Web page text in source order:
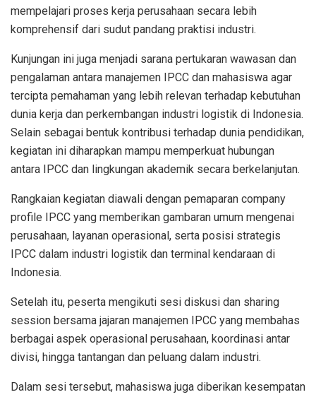
mempelajari proses kerja perusahaan secara lebih
komprehensif dari sudut pandang praktisi industri.
Kunjungan ini juga menjadi sarana pertukaran wawasan dan
pengalaman antara manajemen IPCC dan mahasiswa agar
tercipta pemahaman yang lebih relevan terhadap kebutuhan
dunia kerja dan perkembangan industri logistik di Indonesia.
Selain sebagai bentuk kontribusi terhadap dunia pendidikan,
kegiatan ini diharapkan mampu memperkuat hubungan
antara IPCC dan lingkungan akademik secara berkelanjutan.
Rangkaian kegiatan diawali dengan pemaparan company
profile IPCC yang memberikan gambaran umum mengenai
perusahaan, layanan operasional, serta posisi strategis
IPCC dalam industri logistik dan terminal kendaraan di
Indonesia.
Setelah itu, peserta mengikuti sesi diskusi dan sharing
session bersama jajaran manajemen IPCC yang membahas
berbagai aspek operasional perusahaan, koordinasi antar
divisi, hingga tantangan dan peluang dalam industri.
Dalam sesi tersebut, mahasiswa juga diberikan kesempatan